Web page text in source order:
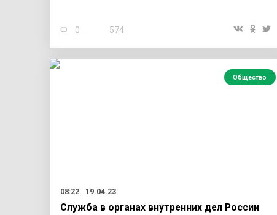
0 574
Общество
08:22 19.04.23
Cлужба в органах внутренних дел России